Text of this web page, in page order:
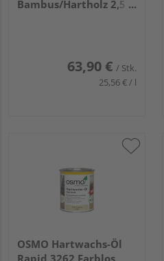
Bambus/Hartholz 2,5
63,90 € / Stk.
25,56 € / l
OSMO Hartwachs-Öl
Rapid 3262 Farblos